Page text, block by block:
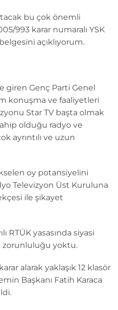
bu çok önemli
993 karar numaralı YSK
açıklıyorum.
giren Genç Parti Genel
konuşma ve faaliyetleri
Star TV başta olmak
olduğu radyo ve
ayrıntılı ve uzun
oy potansiyelini
Televizyon Üst Kuruluna
ile şikayet
RTÜK yasasında siyasi
zorunluluğu yoktu.
alarak yaklaşık 12 klasör
Başkanı Fatih Karaca